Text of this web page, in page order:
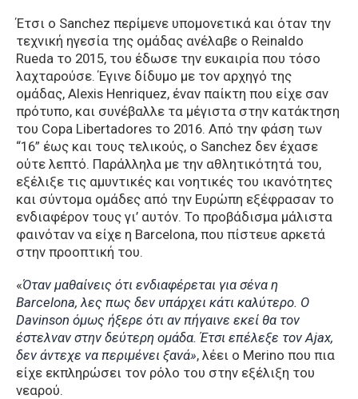
Έτσι ο Sanchez περίμενε υπομονετικά και όταν την
τεχνική ηγεσία της ομάδας ανέλαβε ο Reinaldo
Rueda το 2015, του έδωσε την ευκαιρία που τόσο
λαχταρούσε. Έγινε δίδυμο με τον αρχηγό της
ομάδας, Alexis Henriquez, έναν παίκτη που είχε σαν
πρότυπο, και συνέβαλλε τα μέγιστα στην κατάκτηση
του Copa Libertadores το 2016. Από την φάση των
“16” έως και τους τελικούς, ο Sanchez δεν έχασε
ούτε λεπτό. Παράλληλα με την αθλητικότητά του,
εξέλιξε τις αμυντικές και νοητικές του ικανότητες
και σύντομα ομάδες από την Ευρώπη εξέφρασαν το
ενδιαφέρον τους γι’ αυτόν. Το προβάδισμα μάλιστα
φαινόταν να είχε η Barcelona, που πίστευε αρκετά
στην προοπτική του.
«Όταν μαθαίνεις ότι ενδιαφέρεται για σένα η
Barcelona, λες πως δεν υπάρχει κάτι καλύτερο. Ο
Davinson όμως ήξερε ότι αν πήγαινε εκεί θα τον
έστελναν στην δεύτερη ομάδα. Έτσι επέλεξε τον Ajax,
δεν άντεχε να περιμένει ξανά», λέει ο Merino που πια
είχε εκπληρώσει τον ρόλο του στην εξέλιξη του
νεαρού.